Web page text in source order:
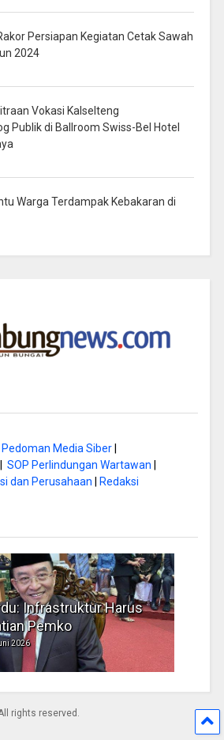
Persiapan Kegiatan Cetak Sawah
2024
Vokasi Kalselteng
Publik di Ballroom Swiss-Bel Hotel
Warga Terdampak Kebakaran di
Pedoman Media Siber|
SOP Perlindungan Wartawan
dan Perusahaan
Redaksi
Infrastruktur Harus
Pemko
rights reserved.